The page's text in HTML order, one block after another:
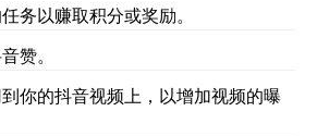
务以赚取积分或奖励。
赞。
你的抖音视频上，以增加视频的曝